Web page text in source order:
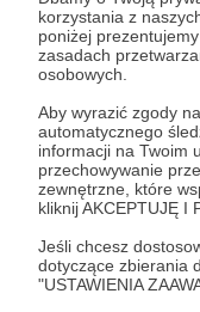
korzystania z
poniżej
zasadach
osobowych.
Aby wyrazić zgody
automatycznego
informacji na Twoim
przechowywanie
zewnętrzne, które
kliknij AKCEPTUJĘ I
Jeśli chcesz
dotyczące zbierania
"USTAWIENIA
Komentarz